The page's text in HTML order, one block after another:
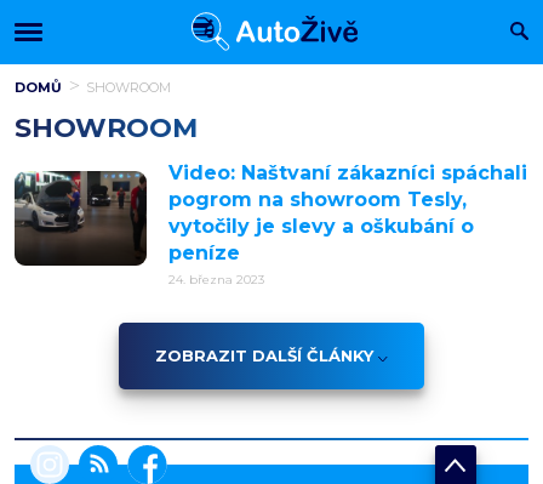
DOMŮ SHOWROOM
SHOWROOM
Video: Naštvaní zákazníci spáchali
pogrom na showroom Tesly,
vytočily je slevy a oškubání o
peníze
24. března 2023
ZOBRAZIT DALŠÍ ČLÁNKY